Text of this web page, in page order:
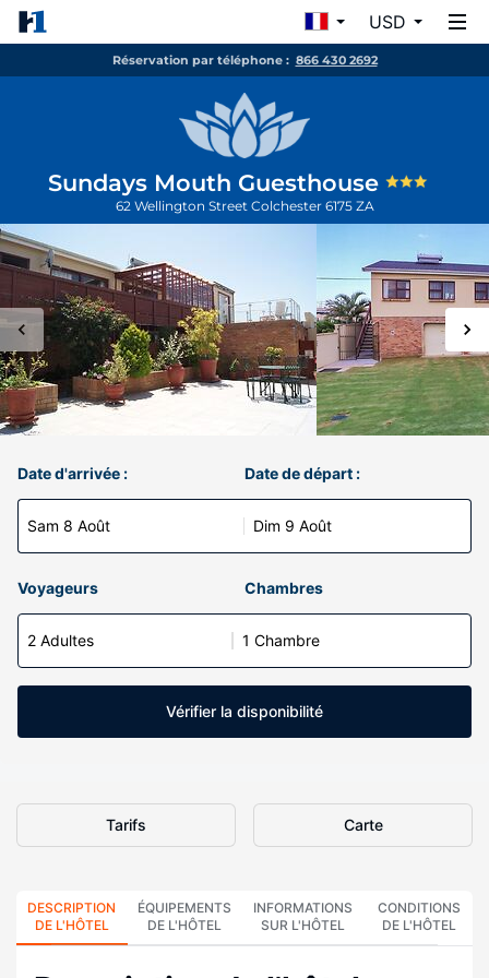
USD
Réservation par téléphone : 866 430 2692
Sundays Mouth Guesthouse
62 Wellington Street Colchester 6175 ZA
Date d'arrivée :
Sam 8 Août
Date de départ :
Dim 9 Août
Voyageurs Chambres
2 Adultes 1 Chambre
Vérifier la disponibilité
Tarifs Carte
DESCRIPTION
DE L'HÔTEL
ÉQUIPEMENTS
DE L'HÔTEL
INFORMATIONS
SUR L'HÔTEL
CONDITIONS
DE L'HÔTEL